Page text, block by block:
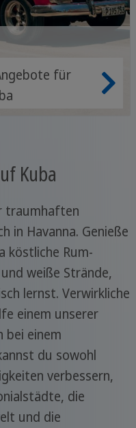
für
Kuba
traumhaften
in Havanna. Genieße
köstliche Rum-
weiße Strände,
lernst. Verwirkliche
einem unserer
bei einem
du sowohl
verbessern,
die
und die